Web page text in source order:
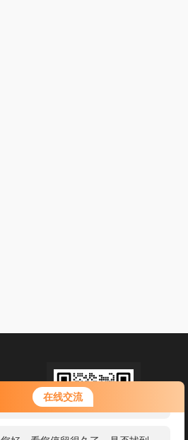
在线交流
您好！欢迎前来咨询，很高兴为您
服务，请问您要咨询什么问题呢？